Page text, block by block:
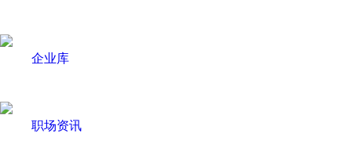
企业库
职场资讯